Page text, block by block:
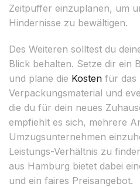
Zeitpuffer einzuplanen, um
Hindernisse zu bewältigen.
Des Weiteren solltest du
Blick behalten. Setze dir ein
und plane die Kosten für das
Verpackungsmaterial und
die du für dein neues
empfiehlt es sich, mehrere
Umzugsunternehmen
Leistungs-Verhältnis zu
aus Hamburg bietet dabei
und ein faires Preisangebot.